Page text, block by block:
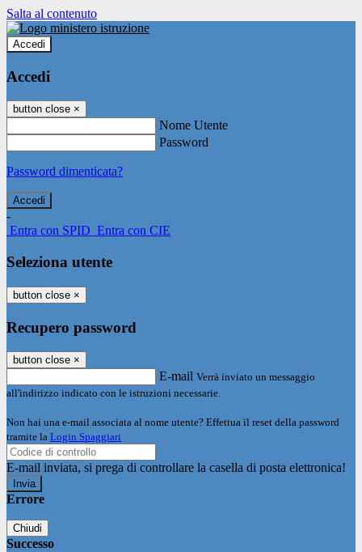
Salta al contenuto
Accedi
Accedi
button close ×
Nome Utente
Password
Password dimenticata?
-
Entra con SPID Entra con CIE
Seleziona utente
button close ×
Recupero password
button close ×
E-mail Verrà inviato un messaggio
all'indirizzo indicato con le istruzioni necessarie.
Non hai una e-mail associata al nome utente? Effettua il reset della password
tramite la Login Spaggiari
E-mail inviata, si prega di controllare la casella di posta elettronica!
Errore
Chiudi
Successo